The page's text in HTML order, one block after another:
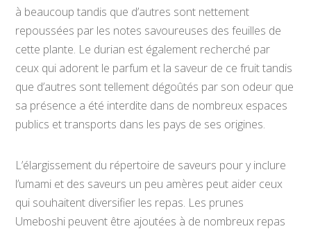
à beaucoup tandis que d’autres sont nettement
repoussées par les notes savoureuses des feuilles de
cette plante. Le durian est également recherché par
ceux qui adorent le parfum et la saveur de ce fruit tandis
que d’autres sont tellement dégoûtés par son odeur que
sa présence a été interdite dans de nombreux espaces
publics et transports dans les pays de ses origines.
L’élargissement du répertoire de saveurs pour y inclure
l’umami et des saveurs un peu amères peut aider ceux
qui souhaitent diversifier les repas. Les prunes
Umeboshi peuvent être ajoutées à de nombreux repas